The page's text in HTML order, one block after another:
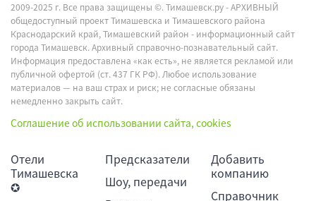
2009-2025 г. Все права защищены ©.Тимашевск.ру - АРХИВНЫЙ
общедоступный проект Тимашевска и Тимашевского района
Краснодарский край, Тимашевский район - информационный сайт
города Тимашевск. Архивный справочно-познавательный сайт.
Информация предоставлена «как есть», не является рекламой или
публичной офертой (ст. 437 ГК РФ). Любое использование
материалов — на ваш страх и риск; не согласные обязаны
немедленно закрыть сайт.
Соглашение об использовании сайта, cookies
Отели
Тимашевска
✪
Предсказатели
Шоу, передачи
Добавить
компанию
Справочник